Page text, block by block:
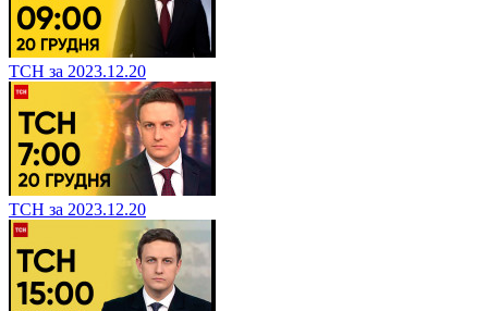
ТСН за 2023.12.20
ТСН за 2023.12.20